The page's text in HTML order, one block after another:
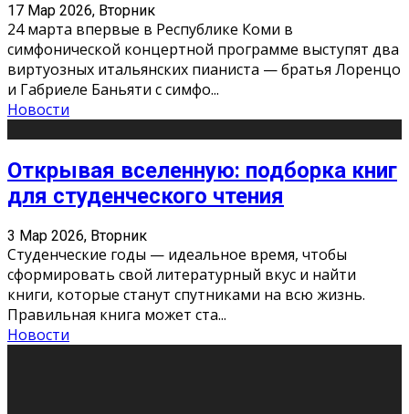
17 Мар 2026, Вторник
24 марта впервые в Республике Коми в
симфонической концертной программе выступят два
виртуозных итальянских пианиста — братья Лоренцо
и Габриеле Баньяти с симфо...
Новости
Открывая вселенную: подборка книг
для студенческого чтения
3 Мар 2026, Вторник
Студенческие годы — идеальное время, чтобы
сформировать свой литературный вкус и найти
книги, которые станут спутниками на всю жизнь.
Правильная книга может ста...
Новости